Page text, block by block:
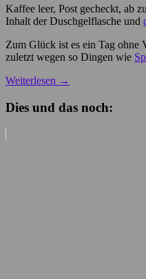
Kaffee leer, Post gecheckt, ab
Inhalt der Duschgelflasche und
Zum Glück ist es ein Tag ohne
zuletzt wegen so Dingen wie
Weiterlesen →
Dies und das noch: